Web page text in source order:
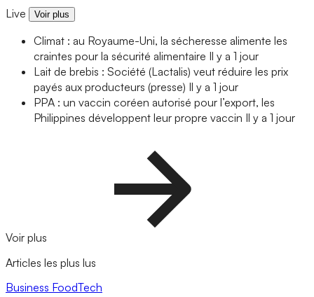
Live Voir plus
Climat : au Royaume-Uni, la sécheresse alimente les
craintes pour la sécurité alimentaire Il y a 1 jour
Lait de brebis : Société (Lactalis) veut réduire les prix
payés aux producteurs (presse) Il y a 1 jour
PPA : un vaccin coréen autorisé pour l’export, les
Philippines développent leur propre vaccin Il y a 1 jour
Voir plus
Articles les plus lus
Business FoodTech